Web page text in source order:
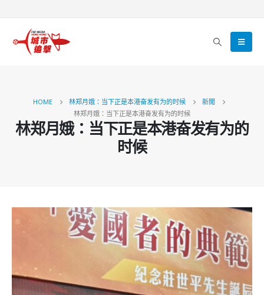
HOME 林郑月娥：当下正是本港奋发有为的时候
新聞
林郑月娥：当下正是本港奋发有为的时候
林郑月娥：当下正是本港奋发有为的
时候